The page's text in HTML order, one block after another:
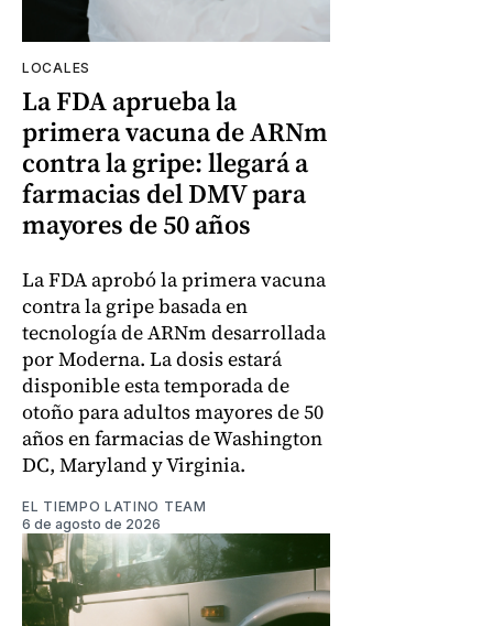
LOCALES
La FDA aprueba la
primera vacuna de ARNm
contra la gripe: llegará a
farmacias del DMV para
mayores de 50 años
La FDA aprobó la primera vacuna
contra la gripe basada en
tecnología de ARNm desarrollada
por Moderna. La dosis estará
disponible esta temporada de
otoño para adultos mayores de 50
años en farmacias de Washington
DC, Maryland y Virginia.
EL TIEMPO LATINO TEAM
6 de agosto de 2026